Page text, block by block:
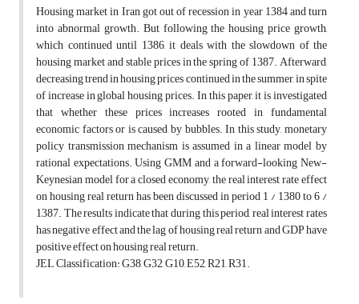
Housing market in Iran got out of recession in year 1384 and turn
into abnormal growth. But following the housing price growth,
which continued until 1386, it deals with the slowdown of the
housing market and stable prices in the spring of 1387. Afterward,
decreasing trend in housing prices continued in the summer, in spite
of increase in global housing prices. In this paper, it is investigated
that whether these prices increases rooted in fundamental
economic factors or is caused by bubbles. In this study, monetary
policy transmission mechanism is assumed in a linear model by
rational expectations. Using GMM and a forward-looking New-
Keynesian model for a closed economy, the real interest rate effect
on housing real return has been discussed in period 1 / 1380 to 6 /
1387. The results indicate that during this period, real interest rates
has negative effect and the lag of housing real return and GDP have
positive effect on housing real return.
JEL Classification: G38, G32, G10, E52, R21, R31.